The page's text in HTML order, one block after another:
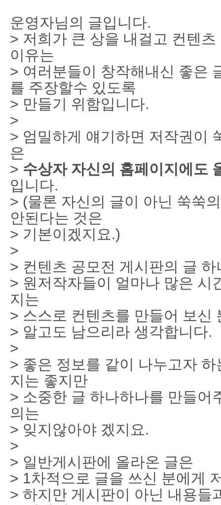
운영자님의 글입니다.
> 저희가 큰 상을 내걸고 컨텐
이유는
> 여러분들이 창작해내신 좋은
를 주장할수 있도록
> 만들기 위함입니다.
>
> 엄밀하게 얘기하면 저작권이
은
> 수상자 자신의 홈페이지에도
입니다.
> (물론 자신의 글이 아닌 쑥쑥
안된다는 것은
> 기본이겠지요.)
>
> 컨텐츠 공모전 게시판의 글
> 원저작자들이 얼마나 많은 시
지는
> 스스로 컨텐츠를 만들어 보신
> 알고도 남으리라 생각합니다.
>
> 좋은 정보를 같이 나누고자
지는 좋지만
> 소중한 글 하나하나를 만들어
의는
> 잊지않아야 겠지요.
>
> 일반게시판에 올라온 글은
> 1차적으로 글을 쓰신 분에게
> 하지만 게시판이 아닌 내용들